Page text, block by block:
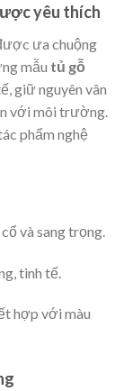
yêu thích
ưa chuộng
mẫu tủ gỗ
giữ nguyên vân
với môi trường.
phẩm nghệ
và sang trọng.
tinh tế.
hợp với màu